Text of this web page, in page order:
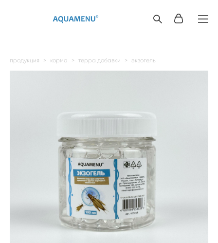
продукция > корма > терра добавки > экзогель